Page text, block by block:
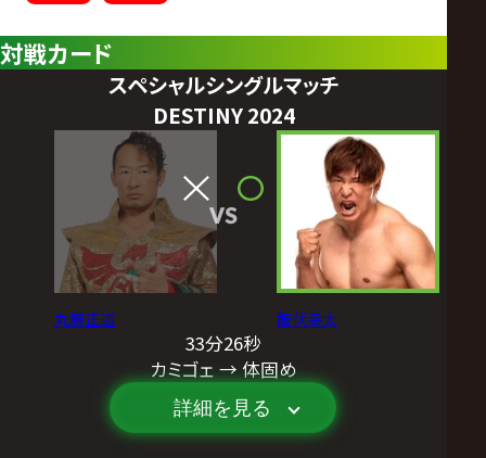
対戦カード
スペシャルシングルマッチ
DESTINY 2024
丸藤正道
VS
飯伏幸太
33分26秒
カミゴェ → 体固め
詳細を見る